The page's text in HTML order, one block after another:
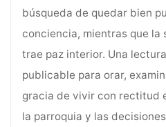
búsqueda de quedar bien
conciencia, mientras que la
trae paz interior. Una
publicable para orar,
gracia de vivir con rectitud
la parroquia y las